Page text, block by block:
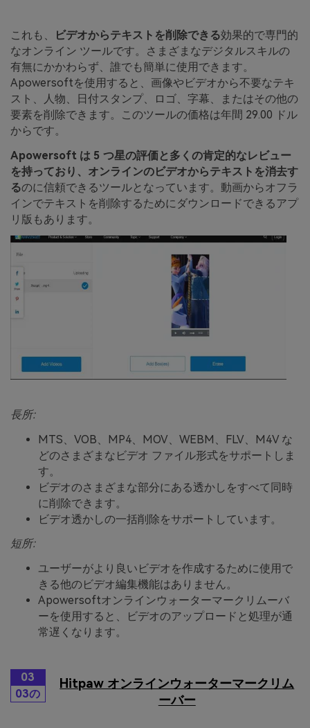
これも、 ビデオからテキストを削除できる効果的で専門的
なオンライン ツールです。さまざまなデジタルスキルの
有無にかかわらず、誰でも簡単に使用できます。
Apowersoftを使用すると、画像やビデオから不要なテキ
スト、人物、日付スタンプ、ロゴ、字幕、またはその他の
要素を削除できます。このツールの価格は年間 29.00 ドル
からです。
Apowersoft は 5 つ星の評価と多くの肯定的なレビュー
を持っており、オンラインのビデオからテキストを消去す
るのに信頼できるツールとなっています。動画からオフラ
インでテキストを削除するためにダウンロードできるアプ
リ版もあります。
長所:
MTS、VOB、MP4、MOV、WEBM、FLV、M4V な
どのさまざまなビデオ ファイル形式をサポートしま
す。
ビデオのさまざまな部分にある透かしをすべて同時
に削除できます。
ビデオ透かしの一括削除をサポートしています。
短所:
ユーザーがより良いビデオを作成するために使用で
きる他のビデオ編集機能はありません。
Apowersoftオンラインウォーターマークリムーバ
ーを使用すると、ビデオのアップロードと処理が通
常遅くなります。
03
03の
Hitpaw オンラインウォーターマークリム
ーバー